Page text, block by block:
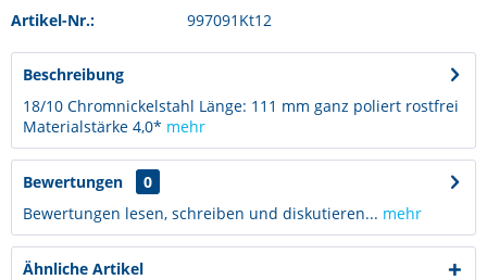
Artikel-Nr.: 997091Kt12
Beschreibung
18/10 Chromnickelstahl Länge: 111 mm ganz poliert rostfrei
Materialstärke 4,0* mehr
Bewertungen
0
Bewertungen lesen, schreiben und diskutieren... mehr
Ähnliche Artikel